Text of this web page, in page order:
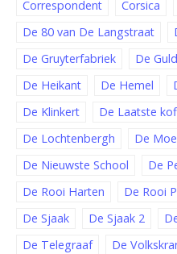
Correspondent
Corsica
De 80 van De Langstraat
De Gruyterfabriek
De
De Heikant
De Hemel
De Klinkert
De Laatste
De Lochtenbergh
De
De Nieuwste School
De
De Rooi Harten
De Rooi
De Sjaak
De Sjaak 2
De Telegraaf
De